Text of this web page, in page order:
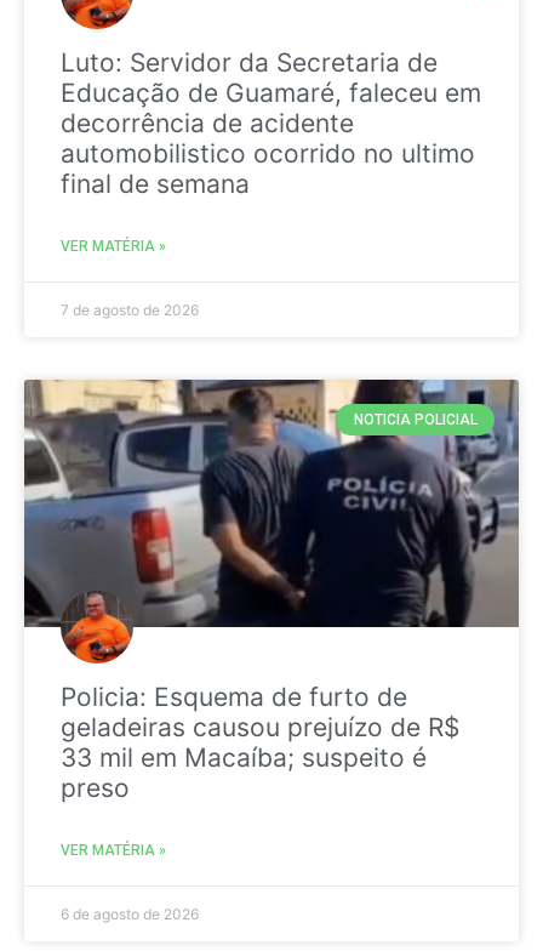
Luto: Servidor da Secretaria de
Educação de Guamaré, faleceu em
decorrência de acidente
automobilistico ocorrido no ultimo
final de semana
VER MATÉRIA »
7 de agosto de 2026
NOTICIA POLICIAL
Policia: Esquema de furto de
geladeiras causou prejuízo de R$
33 mil em Macaíba; suspeito é
preso
VER MATÉRIA »
6 de agosto de 2026